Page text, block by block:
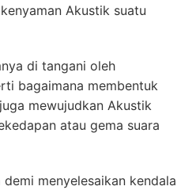
Akustik suatu
di tangani oleh
bagaimana membentuk
mewujudkan Akustik
atau gema suara
menyelesaikan kendala